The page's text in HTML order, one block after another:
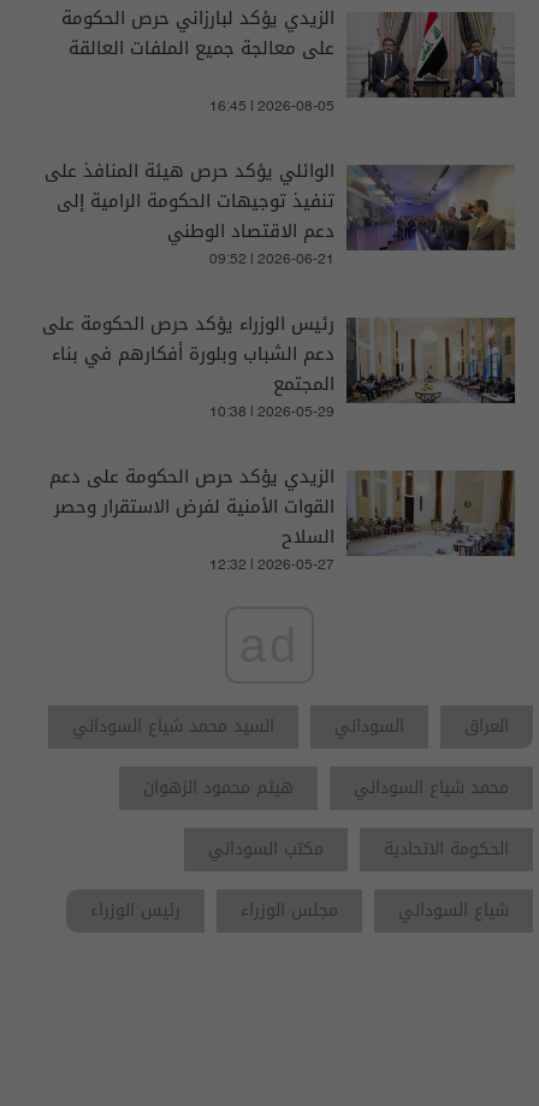
الزيدي يؤكد لبارزاني حرص الحكومة
على معالجة جميع الملفات العالقة
16:45 | 2026-08-05
الوائلي يؤكد حرص هيئة المنافذ على
تنفيذ توجيهات الحكومة الرامية إلى
دعم الاقتصاد الوطني
09:52 | 2026-06-21
رئيس الوزراء يؤكد حرص الحكومة على
دعم الشباب وبلورة أفكارهم في بناء
المجتمع
10:38 | 2026-05-29
الزيدي يؤكد حرص الحكومة على دعم
القوات الأمنية لفرض الاستقرار وحصر
السلاح
12:32 | 2026-05-27
العراق السوداني
السيد محمد شياع السوداني
محمد شياع السوداني
هيثم محمود الزهوان
الحكومة الاتحادية
مكتب السوداني
شياع السوداني
مجلس الوزراء رئيس الوزراء